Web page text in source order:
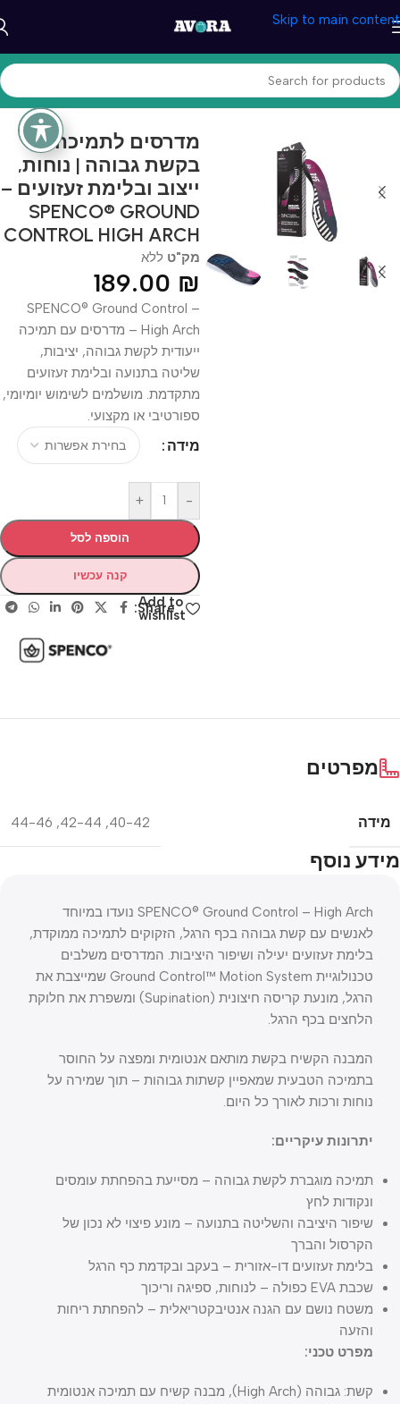
Skip to main content
עמוד הבית/בריאות ונוחות/מוצרי הנעלה
מדרסים לתמיכה
בקשת גבוהה | נוחות,
ייצוב ובלימת זעזועים –
SPENCO® GROUND
CONTROL HIGH ARCH
מק"ט ללא
189.00 ₪
SPENCO® Ground Control –
High Arch – מדרסים עם תמיכה
ייעודית לקשת גבוהה, יציבות,
שליטה בתנועה ובלימת זעזועים
מתקדמת. מושלמים לשימוש יומיומי,
ספורטיבי או מקצועי.
מידה
-
+
הוספה לסל
קנה עכשיו
Add to
wishlist
Share:
מפרטים
מידה 40-42
,
42-44
,
44-46
מידע נוסף
SPENCO® Ground Control – High Arch נועדו במיוחד
לאנשים עם קשת גבוהה בכף הרגל, הזקוקים לתמיכה ממוקדת,
בלימת זעזועים יעילה ושיפור היציבות. המדרסים משלבים
טכנולוגיית Ground Control™ Motion System שמייצבת את
הרגל, מונעת קריסה חיצונית (Supination) ומשפרת את חלוקת
הלחצים בכף הרגל.
המבנה הקשיח בקשת מותאם אנטומית ומפצה על החוסר
בתמיכה הטבעית שמאפיין קשתות גבוהות – תוך שמירה על
נוחות ורכות לאורך כל היום.
יתרונות עיקריים:
תמיכה מוגברת לקשת גבוהה – מסייעת בהפחתת עומסים
ונקודות לחץ
שיפור היציבה והשליטה בתנועה – מונע פיצוי לא נכון של
הקרסול והברך
בלימת זעזועים דו-אזורית – בעקב ובקדמת כף הרגל
שכבת EVA כפולה – לנוחות, ספיגה וריכוך
משטח נושם עם הגנה אנטיבקטריאלית – להפחתת ריחות
והזעה
מפרט טכני:
קשת: גבוהה (High Arch), מבנה קשיח עם תמיכה אנטומית